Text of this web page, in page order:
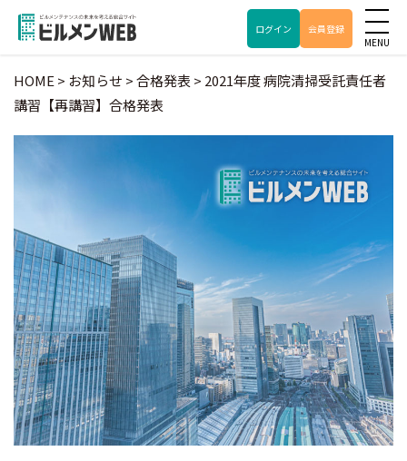
ログイン 会員登録
HOME > お知らせ >合格発表 > 2021年度 病院清掃受託責任者
講習【再講習】合格発表